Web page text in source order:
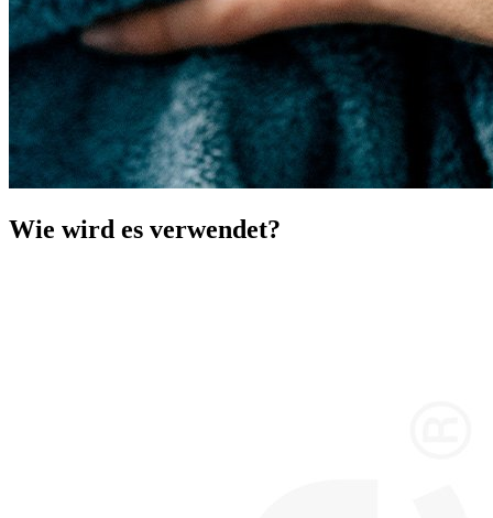
Wie wird es verwendet?